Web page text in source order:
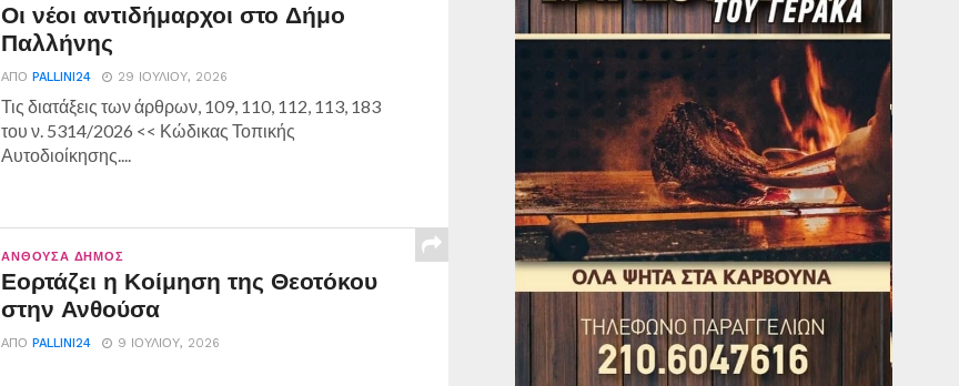
Οι νέοι αντιδήμαρχοι στο Δήμο
Παλλήνης
ΑΠΌPALLINI24 29 ΙΟΥΛΊΟΥ, 2026
Τις διατάξεις των άρθρων, 109, 110, 112, 113, 183
του ν. 5314/2026 << Κώδικας Τοπικής
Αυτοδιοίκησης....
ΑΝΘΟΎΣΑ ΔΉΜΟΣ
Εορτάζει η Κοίμηση της Θεοτόκου
στην Ανθούσα
ΑΠΌPALLINI24 9 ΙΟΥΛΊΟΥ, 2026